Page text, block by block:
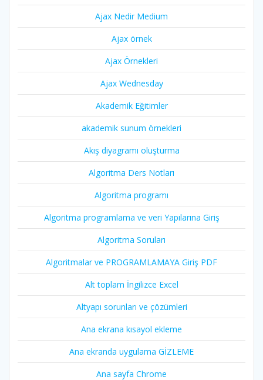
Ajax Nedir Medium
Ajax örnek
Ajax Örnekleri
Ajax Wednesday
Akademik Eğitimler
akademik sunum örnekleri
Akış diyagramı oluşturma
Algoritma Ders Notları
Algoritma programı
Algoritma programlama ve veri Yapılarına Giriş
Algoritma Soruları
Algoritmalar ve PROGRAMLAMAYA Giriş PDF
Alt toplam İngilizce Excel
Altyapı sorunları ve çözümleri
Ana ekrana kısayol ekleme
Ana ekranda uygulama GİZLEME
Ana sayfa Chrome